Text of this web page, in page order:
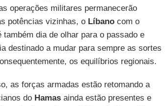
operações militares permanecerão
potências vizinhas, o Líbanocom o
dia de olhar para o passado e
destinado a mudar para sempre as sortes
os equilíbrios regionais.
as forças armadas estão retomando a
do Hamasainda estão presentes e